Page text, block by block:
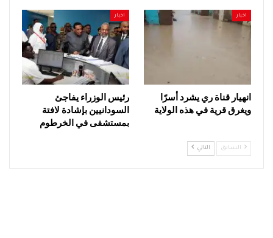
اخبار
انهيار قناة ري يشرد أسرًا
ويغرق قرية في هذه الولاية
اخبار
رئيس الوزراء يفاجئ
السودانيين بإشادة لافتة
بمستشفى في الخرطوم
السابق التالي